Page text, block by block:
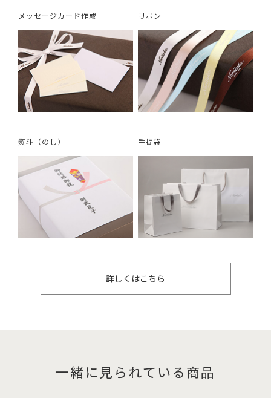
メッセージカード作成 リボン
熨斗（のし） 手提袋
詳しくはこちら
一緒に見られている商品